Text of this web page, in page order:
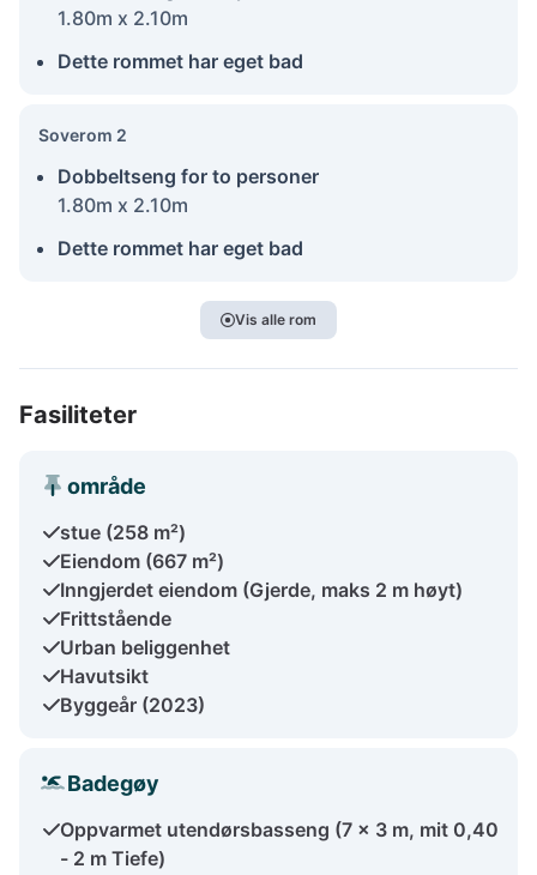
1.80m x 2.10m
Dette rommet har eget bad
Soverom 2
Dobbeltseng for to personer
1.80m x 2.10m
Dette rommet har eget bad
Vis alle rom
Fasiliteter
område
stue (258 m²)
Eiendom (667 m²)
Inngjerdet eiendom (Gjerde, maks 2 m høyt)
Frittstående
Urban beliggenhet
Havutsikt
Byggeår (2023)
Badegøy
Oppvarmet utendørsbasseng (7 x 3 m, mit 0,40
- 2 m Tiefe)